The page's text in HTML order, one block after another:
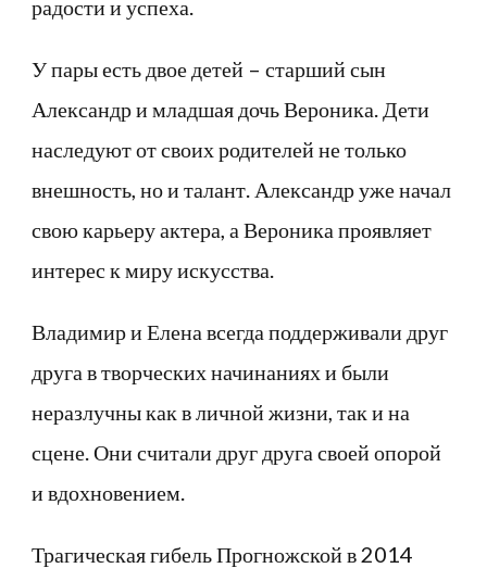
радости и успеха.
У пары есть двое детей – старший сын
Александр и младшая дочь Вероника. Дети
наследуют от своих родителей не только
внешность, но и талант. Александр уже начал
свою карьеру актера, а Вероника проявляет
интерес к миру искусства.
Владимир и Елена всегда поддерживали друг
друга в творческих начинаниях и были
неразлучны как в личной жизни, так и на
сцене. Они считали друг друга своей опорой
и вдохновением.
Трагическая гибель Прогножской в 2014